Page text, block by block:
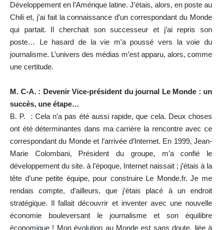
Développement en l’Amérique latine. J’étais, alors, en poste au
Chili et, j’ai fait la connaissance d’un correspondant du Monde
qui partait. Il cherchait son successeur et j’ai repris son
poste… Le hasard de la vie m’a poussé vers la voie du
journalisme. L’univers des médias m’est apparu, alors, comme
une certitude.
M. C-A. : Devenir Vice-président du journal Le Monde : un
succès, une étape…
B. P. : Cela n’a pas été aussi rapide, que cela. Deux choses
ont été déterminantes dans ma carrière la rencontre avec ce
correspondant du Monde et l’arrivée d’Internet. En 1999, Jean-
Marie Colombani, Président du groupe, m’a confié le
développement du site. à l’époque, Internet naissait ; j’étais à la
tête d’une petite équipe, pour construire Le Monde.fr. Je me
rendais compte, d’ailleurs, que j’étais placé à un endroit
stratégique. Il fallait découvrir et inventer avec une nouvelle
économie bouleversant le journalisme et son équilibre
économique ! Mon évolution au Monde est sans doute, liée à